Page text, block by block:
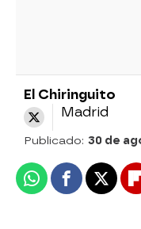
El Chiringuito
Madrid
Publicado: 30 de
WhatsappFacebook
X